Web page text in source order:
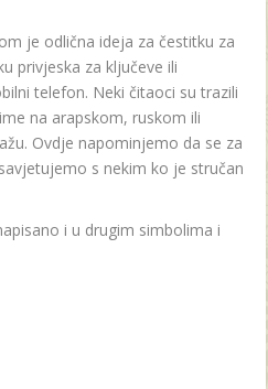
je odlična ideja za čestitku za
privjeska za ključeve ili
telefon. Neki čitaoci su trazili
na arapskom, ruskom ili
Ovdje napominjemo da se za
s nekim ko je stručan
i u drugim simbolima i